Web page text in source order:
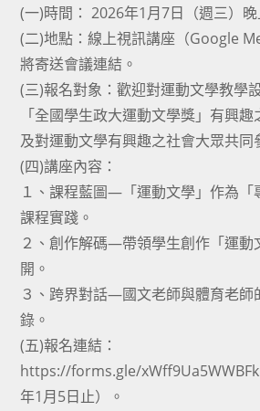
(一)時間： 2026年1月7日（週三）
(二)地點：線上視訊講座（Google
將寄送會議連結。
(三)報名對象：歡迎對運動文學教學
「全國學生政大運動文學獎」有興
及對運動文學有興趣之社會大眾共同
(四)講座內容：
１、課程藍圖—「運動文學」作為「
課程實踐。
２、創作解碼—帶領學生創作「運動
開。
３、跨界對話—國文老師與體育老師
錄。
(五)報名連結：
https://forms.gle/
年1月5日止）。